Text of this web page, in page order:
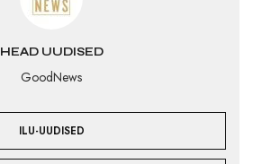
HEAD UUDISED
GoodNews
ILU-UUDISED